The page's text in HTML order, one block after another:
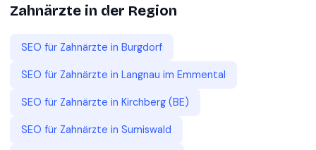
Zahnärzte in der Region
SEO für Zahnärzte in Burgdorf
SEO für Zahnärzte in Langnau im Emmental
SEO für Zahnärzte in Kirchberg (BE)
SEO für Zahnärzte in Sumiswald